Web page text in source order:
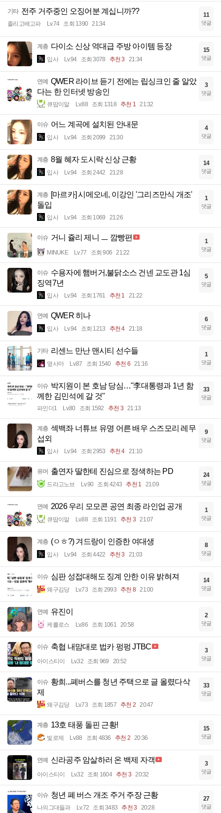
기타 전주 거주중인 오징어분 계십니까??
졸리고배고파 Lv.74 조회 1390 21:34
11
댓글
계층 다이소 신상 역대급 주방 아이템 등장
입사 Lv.94 조회 3078 추천 3 21:34
15
댓글
연예 QWER 라이브 듣기 전에는 립싱크인 줄 알았
다는 한 인터넷 방송인
큐땁이알 Lv.88 조회 1318 추천 1 21:32
3
댓글
이슈 어느 계곡에 설치된 안내문
입사 Lv.94 조회 2099 21:30
4
댓글
계층 8월 혜자 도시락 신상 근황
입사 Lv.94 조회 2442 21:28
14
댓글
계층 [마르카] 시메오네, 이강인 '그리즈만식 개조'
돌입
입사 Lv.94 조회 1069 21:26
1
댓글
이슈 거니 쥴리 제니 ㅡ 깜빵편
MINUKE Lv.77 조회 906 21:22
1
댓글
이슈 수용자에 햄버거,불닭소스 건넨 교도관 1심
징역7년
입사 Lv.94 조회 1761 추천 1 21:22
5
댓글
연예 QWER 히나
입사 Lv.94 조회 1213 추천 4 21:18
6
댓글
기타 리센느 만난 맨시티 선수들
옆사마 Lv.87 조회 1540 추천 6 21:16
1
댓글
이슈 박지원이 본 호남 당심…"李대통령과 1년 함
께한 김민석에 갈 것"
파인더1 Lv.80 조회 1592 추천 3 21:13
33
댓글
계층 섹백좌 너튜브 유명 어른 배우 스즈모리 레무
섭외
입사 Lv.94 조회 2953 추천 4 21:10
9
댓글
유머 출연자 딸한테 진심으로 정색하는 PD
드라고노브 Lv.90 조회 4243 추천 1 21:09
24
댓글
연예 2026 우리 모모콘 공연 최종 라인업 공개
큐땁이알 Lv.88 조회 1191 추천 3 21:07
1
댓글
계층 (ㅇㅎ?) 겨드랑이 인증한 여대생
입사 Lv.94 조회 4422 추천 3 21:03
8
댓글
이슈 심판 성접대해도 징계 안한 이유 밝혀져
왜구김당 Lv.73 조회 2993 추천 8 21:00
14
댓글
연예 유진이
케를로스 Lv.86 조회 1061 20:58
2
댓글
이슈 축협 내맘대로 법카 펑펑 JTBC
아이스티이 Lv.32 조회 969 20:52
3
댓글
이슈 황희...폐버스를 청년 주택으로 글 올렸다삭
제
왜구김당 Lv.73 조회 1857 추천 2 20:47
33
댓글
계층 13호 태풍 돌핀 근황!
빛로제 Lv.88 조회 4836 추천 2 20:36
15
댓글
연예 신라공주 암살하러 온 백제 자객
아이스티이 Lv.32 조회 1604 추천 3 20:32
3
댓글
이슈 청년 폐 버스 개조 주거 주장 근황
나의그대들과 Lv.72 조회 3483 추천 3 20:28
27
댓글